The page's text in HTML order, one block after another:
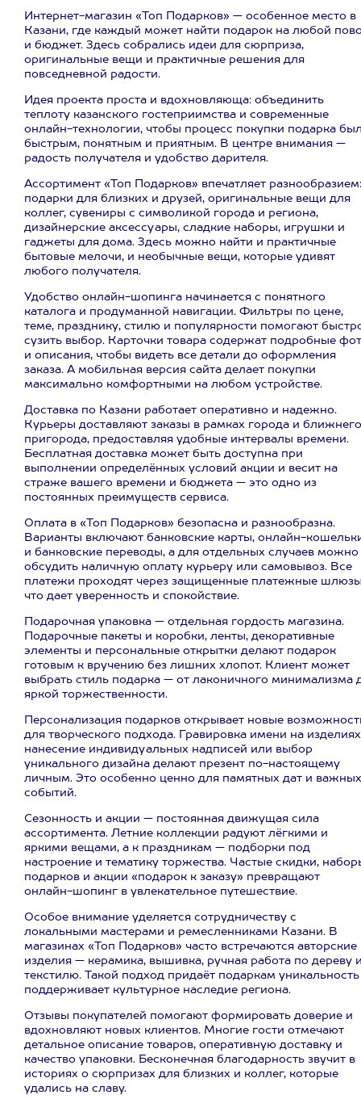
Интернет-магазин «Топ Подарков» — особенное место в
Казани, где каждый может найти подарок на любой
и бюджет. Здесь собрались идеи для сюрприза,
оригинальные вещи и практичные решения для
повседневной радости.
Идея проекта проста и вдохновляюща: объединить
теплоту казанского гостеприимства и современные
онлайн-технологии, чтобы процесс покупки подарка
быстрым, понятным и приятным. В центре внимания —
радость получателя и удобство дарителя.
Ассортимент «Топ Подарков» впечатляет разнообразием:
подарки для близких и друзей, оригинальные вещи для
коллег, сувениры с символикой города и региона,
дизайнерские аксессуары, сладкие наборы, игрушки и
гаджеты для дома. Здесь можно найти и практичные
бытовые мелочи, и необычные вещи, которые удивят
любого получателя.
Удобство онлайн-шопинга начинается с понятного
каталога и продуманной навигации. Фильтры по цене,
теме, празднику, стилю и популярности помогают
сузить выбор. Карточки товара содержат подробные
и описания, чтобы видеть все детали до оформления
заказа. А мобильная версия сайта делает покупки
максимально комфортными на любом устройстве.
Доставка по Казани работает оперативно и надежно.
Курьеры доставляют заказы в рамках города и ближнего
пригорода, предоставляя удобные интервалы времени.
Бесплатная доставка может быть доступна при
выполнении определённых условий акции и весит на
страже вашего времени и бюджета — это одно из
постоянных преимуществ сервиса.
Оплата в «Топ Подарков» безопасна и разнообразна.
Варианты включают банковские карты, онлайн-
и банковские переводы, а для отдельных случаев можно
обсудить наличную оплату курьеру или самовывоз. Все
платежи проходят через защищенные платежные
что дает уверенность и спокойствие.
Подарочная упаковка — отдельная гордость магазина.
Подарочные пакеты и коробки, ленты, декоративные
элементы и персональные открытки делают подарок
готовым к вручению без лишних хлопот. Клиент может
выбрать стиль подарка — от лаконичного минимализма
яркой торжественности.
Персонализация подарков открывает новые
для творческого подхода. Гравировка имени на
нанесение индивидуальных надписей или выбор
уникального дизайна делают презент по-настоящему
личным. Это особенно ценно для памятных дат и важных
событий.
Сезонность и акции — постоянная движущая сила
ассортимента. Летние коллекции радуют лёгкими и
яркими вещами, а к праздникам — подборки под
настроение и тематику торжества. Частые скидки,
подарков и акции «подарок к заказу» превращают
онлайн-шопинг в увлекательное путешествие.
Особое внимание уделяется сотрудничеству с
локальными мастерами и ремесленниками Казани. В
магазинах «Топ Подарков» часто встречаются авторские
изделия — керамика, вышивка, ручная работа по дереву
текстилю. Такой подход придаёт подаркам
поддерживает культурное наследие региона.
Отзывы покупателей помогают формировать доверие и
вдохновляют новых клиентов. Многие гости отмечают
детальное описание товаров, оперативную доставку и
качество упаковки. Бесконечная благодарность звучит в
историях о сюрпризах для близких и коллег, которые
удались на славу.